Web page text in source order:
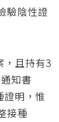
驗陰性證
，且持有3
知書
證明，惟
接種